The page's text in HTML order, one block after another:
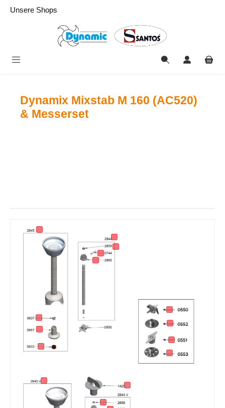
springen
Unsere Shops
Dynamix Mixstab M 160 (AC520)
& Messerset